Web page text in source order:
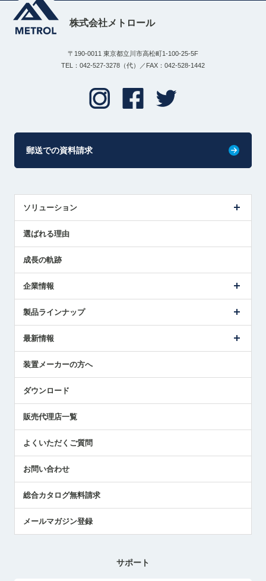
株式会社メトロール
〒190-0011 東京都立川市高松町1-100-25-5F
TEL：042-527-3278（代）／FAX：042-528-1442
郵送での資料請求
ソリューション
解決策提案
選ばれる理由
成長の軌跡
企業情報
ごあいさつ
受賞履歴
採用情報
国/地域/言語
製品ラインナップ
ツールセッタ製品
エアマイクロセンサ製品
最新情報
メトロールの技術
社員ブログ
中小企業のBCP地震対策
センサのテクニカルガイド
社長ブログ
装置メーカーの方へ
ダウンロード
販売代理店一覧
よくいただくご質問
お問い合わせ
総合カタログ無料請求
メールマガジン登録
サポート